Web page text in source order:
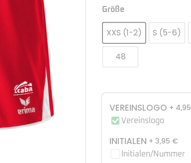
Größe
XXS (1-2) S (5-6)
48
VEREINSLOGO + 4,95
Vereinslogo
INITIALEN + 3,95 €
Initialen/Nummer